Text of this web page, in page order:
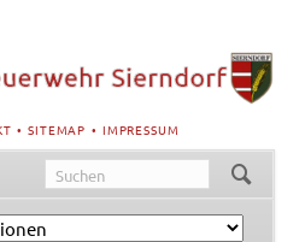
SITEMAP IMPRESSUM